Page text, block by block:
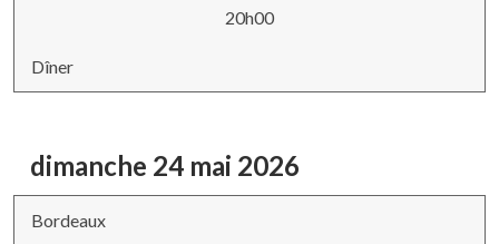
20h00
Dîner
dimanche 24 mai 2026
Bordeaux